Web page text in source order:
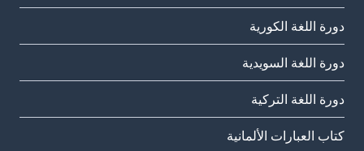
دورة اللغة الكورية
دورة اللغة السويدية
دورة اللغة التركية
كتاب العبارات الألمانية